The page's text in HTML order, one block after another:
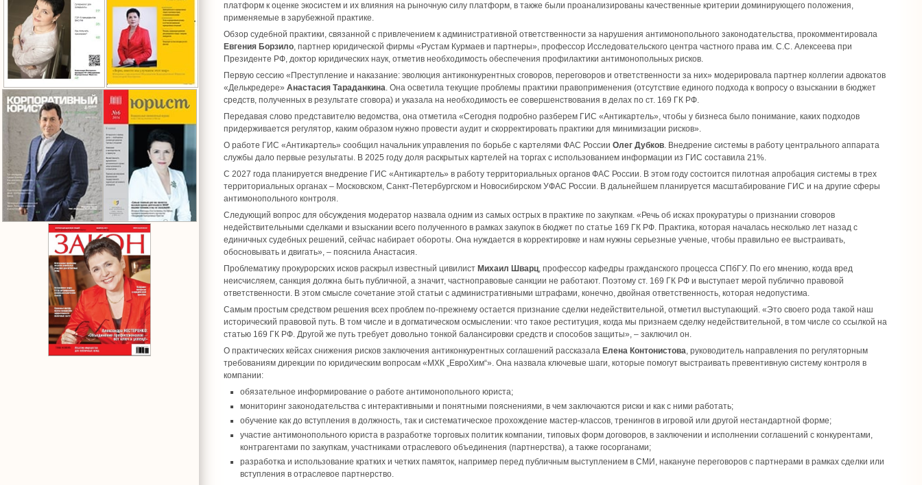
платформ к оценке экосистем и их влияния на рыночную силу платформ, в также были проанализированы качественные критерии доминирующего положения,
применяемые в зарубежной практике.
Обзор судебной практики, связанной с привлечением к административной ответственности за нарушения антимонопольного законодательства, прокомментировала
Евгения Борзило, партнер юридической фирмы «Рустам Курмаев и партнеры», профессор Исследовательского центра частного права им. С.С. Алексеева при
Президенте РФ, доктор юридических наук, отметив необходимость обеспечения профилактики антимонопольных рисков.
Первую сессию «Преступление и наказание: эволюция антиконкурентных сговоров, переговоров и ответственности за них» модерировала партнер коллегии адвокатов
«Делькредере» Анастасия Тараданкина. Она осветила текущие проблемы практики правоприменения (отсутствие единого подхода к вопросу о взыскании в бюджет
средств, полученных в результате сговора) и указала на необходимость ее совершенствования в делах по ст. 169 ГК РФ.
Передавая слово представителю ведомства, она отметила «Сегодня подробно разберем ГИС «Антикартель», чтобы у бизнеса было понимание, каких подходов
придерживается регулятор, каким образом нужно провести аудит и скорректировать практики для минимизации рисков».
О работе ГИС «Антикартель» сообщил начальник управления по борьбе с картелями ФАС России Олег Дубков. Внедрение системы в работу центрального аппарата
службы дало первые результаты. В 2025 году доля раскрытых картелей на торгах с использованием информации из ГИС составила 21%.
С 2027 года планируется внедрение ГИС «Антикартель» в работу территориальных органов ФАС России. В этом году состоится пилотная апробация системы в трех
территориальных органах – Московском, Санкт-Петербургском и Новосибирском УФАС России. В дальнейшем планируется масштабирование ГИС и на другие сферы
антимонопольного контроля.
Следующий вопрос для обсуждения модератор назвала одним из самых острых в практике по закупкам. «Речь об исках прокуратуры о признании сговоров
недействительными сделками и взыскании всего полученного в рамках закупок в бюджет по статье 169 ГК РФ. Практика, которая началась несколько лет назад с
единичных судебных решений, сейчас набирает обороты. Она нуждается в корректировке и нам нужны серьезные ученые, чтобы правильно ее выстраивать,
обосновывать и двигать», – пояснила Анастасия.
Проблематику прокурорских исков раскрыл известный цивилист Михаил Шварц, профессор кафедры гражданского процесса СПбГУ. По его мнению, когда вред
неисчисляем, санкция должна быть публичной, а значит, частноправовые санкции не работают. Поэтому ст. 169 ГК РФ и выступает мерой публично правовой
ответственности. В этом смысле сочетание этой статьи с административными штрафами, конечно, двойная ответственность, которая недопустима.
Самым простым средством решения всех проблем по-прежнему остается признание сделки недействительной, отметил выступающий. «Это своего рода такой наш
исторический правовой путь. В том числе и в догматическом осмыслении: что такое реституция, когда мы признаем сделку недействительной, в том числе со ссылкой на
статью 169 ГК РФ. Другой же путь требует довольно тонкой балансировки средств и способов защиты», – заключил он.
О практических кейсах снижения рисков заключения антиконкурентных соглашений рассказала Елена Контонистова, руководитель направления по регуляторным
требованиям дирекции по юридическим вопросам «МХК „ЕвроХим“». Она назвала ключевые шаги, которые помогут выстраивать превентивную систему контроля в
компании:
обязательное информирование о работе антимонопольного юриста;
мониторинг законодательства с интерактивными и понятными пояснениями, в чем заключаются риски и как с ними работать;
обучение как до вступления в должность, так и систематическое прохождение мастер-классов, тренингов в игровой или другой нестандартной форме;
участие антимонопольного юриста в разработке торговых политик компании, типовых форм договоров, в заключении и исполнении соглашений с конкурентами,
контрагентами по закупкам, участниками отраслевого объединения (партнерства), а также госорганами;
разработка и использование кратких и четких памяток, например перед публичным выступлением в СМИ, накануне переговоров с партнерами в рамках сделки или
вступления в отраслевое партнерство.